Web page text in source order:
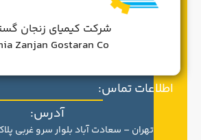
اطلاعات تماس:
آدرس:
تهران – سعادت آباد بلوار سرو غربی پلاک 126 –
شرکت کیمیای زنجان
Zanjan Gostaran Co